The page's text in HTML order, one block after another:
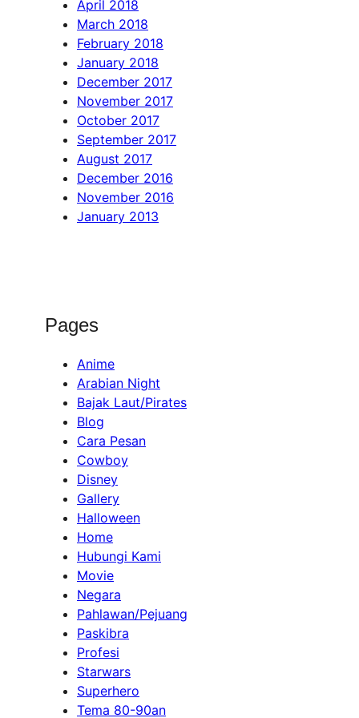
April 2018
March 2018
February 2018
January 2018
December 2017
November 2017
October 2017
September 2017
August 2017
December 2016
November 2016
January 2013
Pages
Anime
Arabian Night
Bajak Laut/Pirates
Blog
Cara Pesan
Cowboy
Disney
Gallery
Halloween
Home
Hubungi Kami
Movie
Negara
Pahlawan/Pejuang
Paskibra
Profesi
Starwars
Superhero
Tema 80-90an